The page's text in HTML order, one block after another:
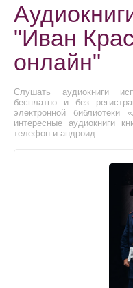
"Иван
онлайн"
Слушать аудиокниги
бесплатно и без
электронной
интересные аудиокниги
телефон и андроид.